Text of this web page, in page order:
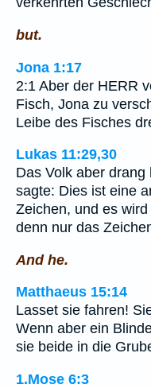
but.
Jona 1:17
2:1 Aber der HERR
Fisch, Jona zu
Leibe des Fisches
Lukas 11:29,30
Das Volk aber
sagte: Dies ist eine
Zeichen, und es
denn nur das
And he.
Matthaeus 15:14
Lasset sie fahren!
Wenn aber ein
sie beide in die
1.Mose 6:3